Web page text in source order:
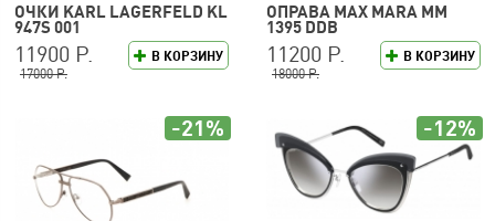
ОЧКИ KARL LAGERFELD KL
947S 001
В КОРЗИНУ
11900 Р.
17000 Р.
ОПРАВА MAX MARA MM
1395 DDB
В КОРЗИНУ
11200 Р.
18000 Р.
-21% -12%